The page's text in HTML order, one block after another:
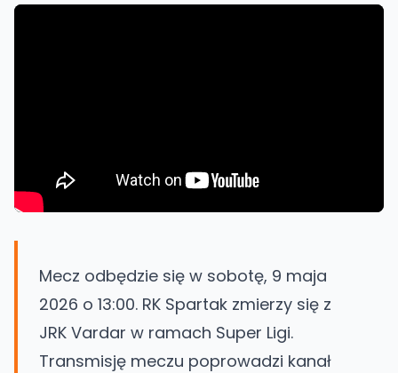
Mecz odbędzie się w sobotę, 9 maja
2026 o 13:00. RK Spartak zmierzy się z
JRK Vardar w ramach Super Ligi.
Transmisję meczu poprowadzi kanał